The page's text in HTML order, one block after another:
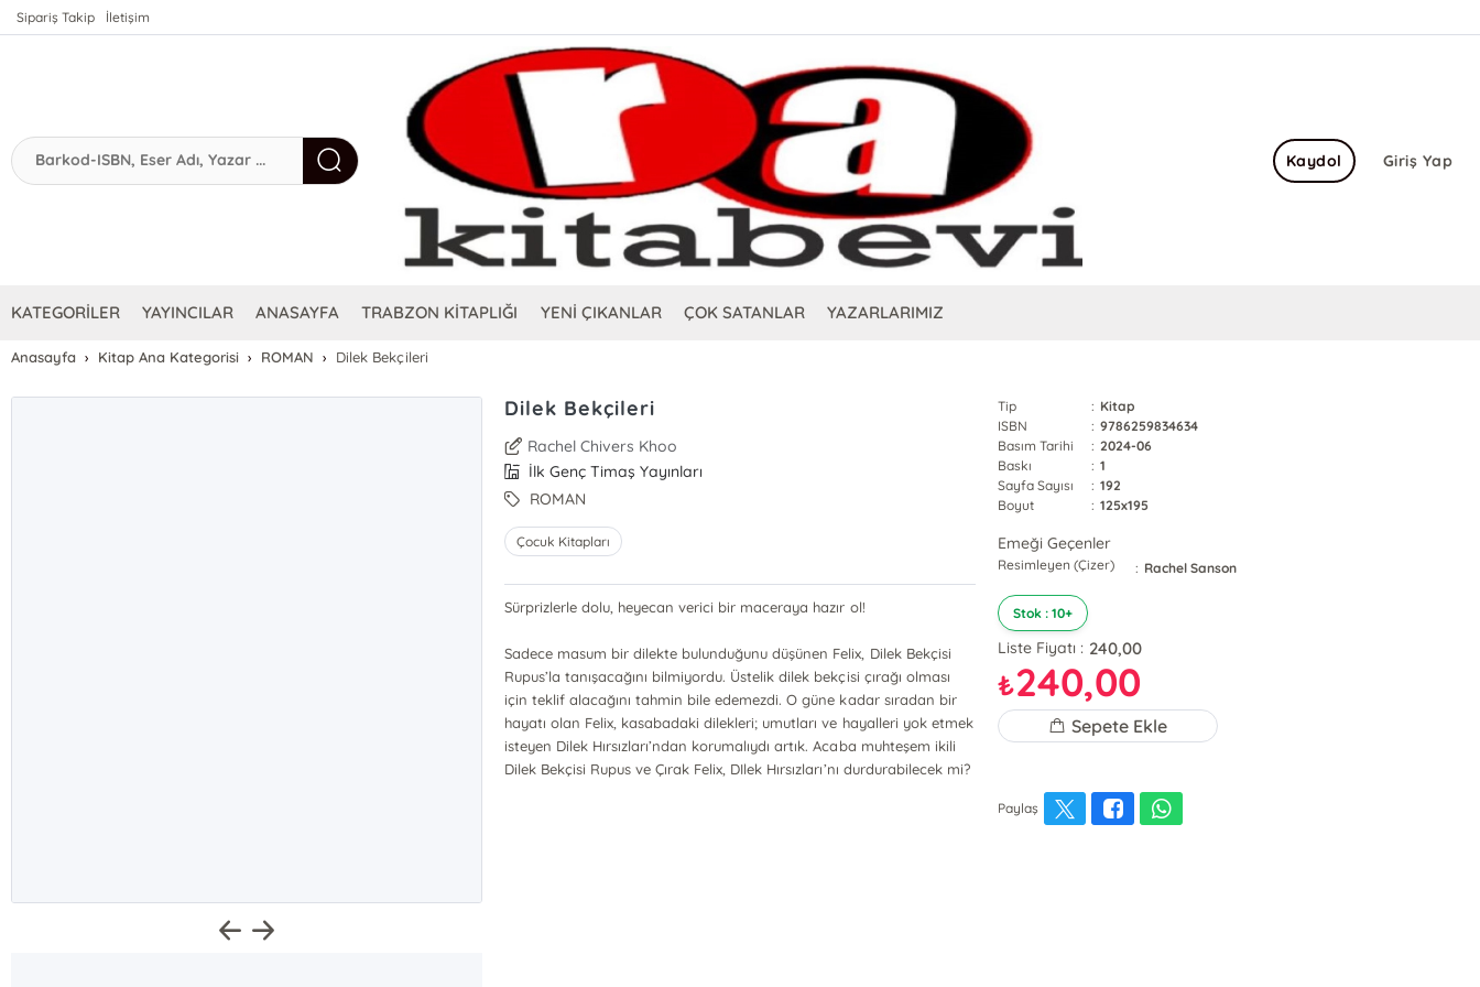
Sipariş Takip İletişim
Giriş Yap
Kaydol
KATEGORİLER YAYINCILAR ANASAYFA TRABZON KİTAPLIĞI YENİ ÇIKANLAR ÇOK SATANLAR YAZARLARIMIZ
Anasayfa Kitap Ana Kategorisi ROMAN Dilek Bekçileri
Dilek Bekçileri
Rachel Chivers Khoo
İlk Genç Timaş Yayınları
ROMAN
Çocuk Kitapları
Sürprizlerle dolu, heyecan verici bir maceraya hazır ol!
Sadece masum bir dilekte bulunduğunu düşünen Felix, Dilek Bekçisi
Rupus’la tanışacağını bilmiyordu. Üstelik dilek bekçisi çırağı olması
için teklif alacağını tahmin bile edemezdi. O güne kadar sıradan bir
hayatı olan Felix, kasabadaki dilekleri; umutları ve hayalleri yok etmek
isteyen Dilek Hırsızları’ndan korumalıydı artık. Acaba muhteşem ikili
Dilek Bekçisi Rupus ve Çırak Felix, DIlek Hırsızları’nı durdurabilecek mi?
Tip : Kitap
ISBN
: 9786259834634
Basım Tarihi
: 2024-06
Baskı
: 1
Sayfa Sayısı
: 192
Boyut
: 125x195
Emeği Geçenler
Resimleyen (Çizer) : Rachel Sanson
Stok : 10+
Liste Fiyatı : 240,00
₺240,00
Sepete Ekle
Paylaş